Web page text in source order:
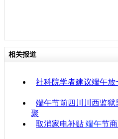
相关报道
社科院学者建议端午放
端午节前四川川西监狱
聚
取消家电补贴 端午节